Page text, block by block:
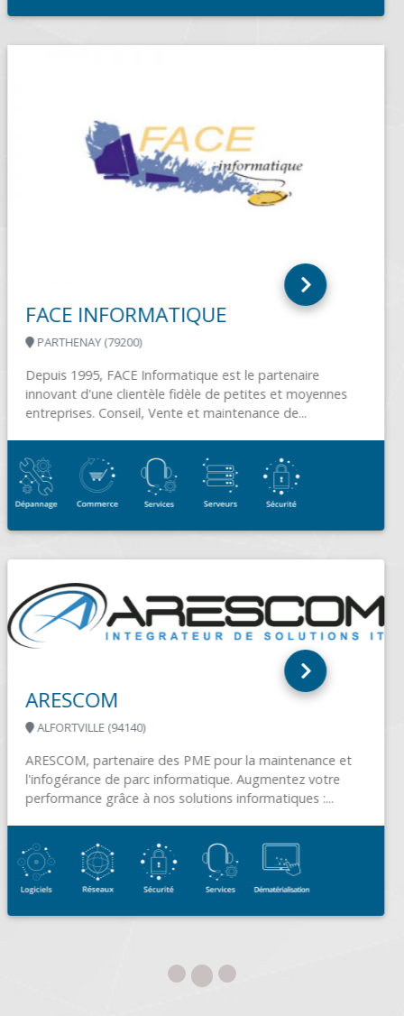
A.I.L SARL
LESNEVEN (29260)
- Vente de matériel informatique [matériel neuf et
d'occasion/seconde vie reconditionné] et téléphonie. -
CREON LA SAUVE (33670)
Implantée au coeur de l'entre deux mers depuis 2005,
E2MI vous accueille dans ses deux boutiques : > 180